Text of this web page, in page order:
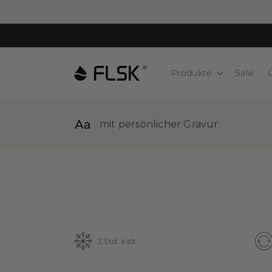
Produkte Sale
mit persönlicher Gravur
3 Std. kalt